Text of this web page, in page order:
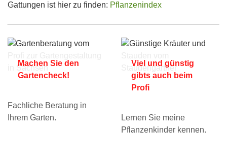
Gattungen ist hier zu finden: Pflanzenindex
Machen Sie den
Gartencheck!
Fachliche Beratung in
Ihrem Garten.
Viel und günstig
gibts auch beim
Profi
Lernen Sie meine
Pflanzenkinder kennen.